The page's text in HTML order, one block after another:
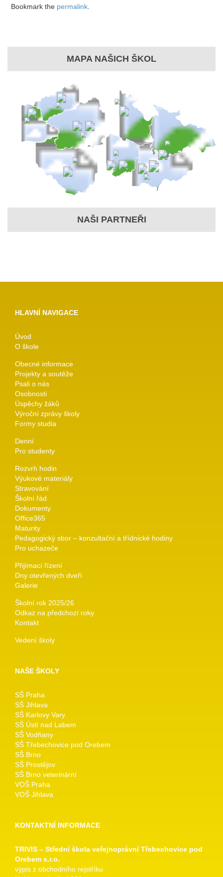
Bookmark the permalink
MAPA NAŠICH ŠKOL
NAŠI PARTNEŘI
HLAVNÍ NAVIGACE
Úvod
O škole
Obecné informace
Projekty a soutěže
Psali o nás
Osobnosti
Úspěchy žáků
Výroční zprávy školy
Formy studia
Denní
Pro studenty
Rozvrh hodin
Výukové materiály
Stravování
Školní řád
Dokumenty
Office365
Maturity
Pedagogický sbor – konzultační a třídnické hodiny
Pro uchazeče
Přijímací řízení
Dny otevřených dveří
Galerie
Školní rok 2025/26
Odkaz na předchozí roky
Kontakt
Vedení školy
NAŠE ŠKOLY
SŠ Praha
SŠ Jihlava
SŠ Karlovy Vary
SŠ Ústí nad Labem
SŠ Vodňany
SŠ Třebechovice pod Orebem
SŠ Brno
SŠ Prostějov
SŠ Brno veterinární
VOŠ Praha
VOŠ Jihlava
KONTAKTNÍ INFORMACE
TRIVIS – Střední škola veřejnoprávní Třebechovice pod
Orebem s.r.o.
výpis z obchodního rejstříku